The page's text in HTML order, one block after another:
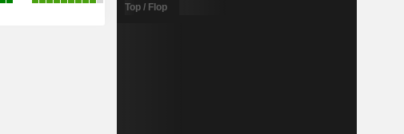
Top / Flop